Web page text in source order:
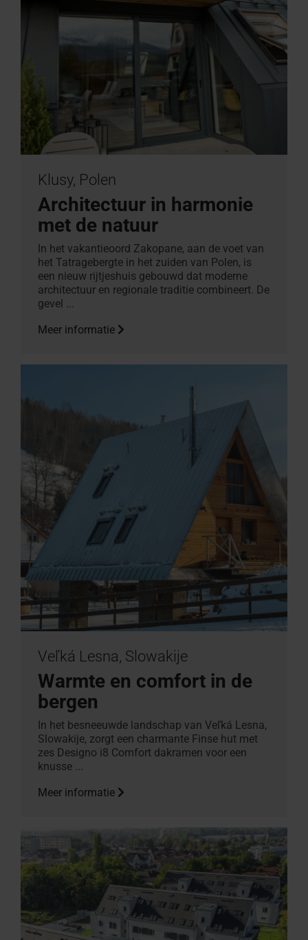
Klusy, Polen
Architectuur in harmonie
met de natuur
In het vakantieoord Zakopane, aan de voet van
het Tatragebergte in het zuiden van Polen, is
een nieuw rijtjeshuis gebouwd dat moderne
architectuur en regionale traditie combineert. De
gevel ...
Meer informatie
Veľká Lesna, Slowakije
Warmte en comfort in de
bergen
In het besneeuwde landschap van Veľká Lesna,
Slowakije, zorgt een charmante Finse hut met
zes Designo i8 Comfort dakramen voor een
knusse ...
Meer informatie